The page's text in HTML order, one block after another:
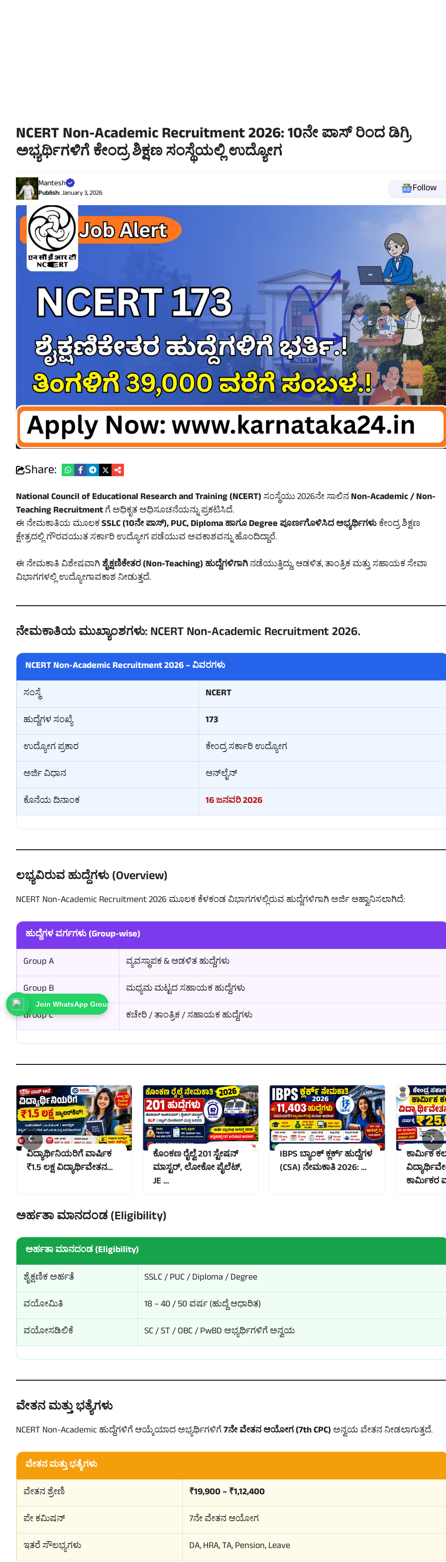
NCERT Non-Academic Recruitment 2026: 10ನೇ ಪಾಸ್ ರಿಂದ ಡಿಗ್ರಿ
ಅಭ್ಯರ್ಥಿಗಳಿಗೆ ಕೇಂದ್ರ ಶಿಕ್ಷಣ ಸಂಸ್ಥೆಯಲ್ಲಿ ಉದ್ಯೋಗ
Mantesh
Publish:January 3, 2026 Follow
Share:
National Council of Educational Research and Training (NCERT) ಸಂಸ್ಥೆಯು 2026ನೇ ಸಾಲಿನNon-Academic / Non-
Teaching Recruitmentಗೆ ಅಧಿಕೃತ ಅಧಿಸೂಚನೆಯನ್ನು ಪ್ರಕಟಿಸಿದೆ.
ಈ ನೇಮಕಾತಿಯ ಮೂಲಕSSLC (10ನೇ ಪಾಸ್), PUC, Diploma ಹಾಗೂ Degree ಪೂರ್ಣಗೊಳಿಸಿದ ಅಭ್ಯರ್ಥಿಗಳುಕೇಂದ್ರ ಶಿಕ್ಷಣ
ಕ್ಷೇತ್ರದಲ್ಲಿ ಗೌರವಯುತ ಸರ್ಕಾರಿ ಉದ್ಯೋಗ ಪಡೆಯುವ ಅವಕಾಶವನ್ನು ಹೊಂದಿದ್ದಾರೆ.
ಈ ನೇಮಕಾತಿ ವಿಶೇಷವಾಗಿಶೈಕ್ಷಣಿಕೇತರ (Non-Teaching) ಹುದ್ದೆಗಳಿಗಾಗಿನಡೆಯುತ್ತಿದ್ದು, ಆಡಳಿತ, ತಾಂತ್ರಿಕ ಮತ್ತು ಸಹಾಯಕ ಸೇವಾ
ವಿಭಾಗಗಳಲ್ಲಿ ಉದ್ಯೋಗಾವಕಾಶ ನೀಡುತ್ತದೆ.
ನೇಮಕಾತಿಯ ಮುಖ್ಯಾಂಶಗಳು: NCERT Non-Academic Recruitment 2026.
NCERT Non-Academic Recruitment 2026 – ವಿವರಗಳು
ಸಂಸ್ಥೆ
NCERT
ಹುದ್ದೆಗಳ ಸಂಖ್ಯೆ
173
ಉದ್ಯೋಗ ಪ್ರಕಾರ
ಕೇಂದ್ರ ಸರ್ಕಾರಿ ಉದ್ಯೋಗ
ಅರ್ಜಿ ವಿಧಾನ
ಆನ್‌ಲೈನ್
ಕೊನೆಯ ದಿನಾಂಕ
16 ಜನವರಿ 2026
ಲಭ್ಯವಿರುವ ಹುದ್ದೆಗಳು (Overview)
NCERT Non-Academic Recruitment 2026 ಮೂಲಕ ಕೆಳಕಂಡ ವಿಭಾಗಗಳಲ್ಲಿರುವ ಹುದ್ದೆಗಳಿಗಾಗಿ ಅರ್ಜಿ ಆಹ್ವಾನಿಸಲಾಗಿದೆ:
ಹುದ್ದೆಗಳ ವರ್ಗಗಳು (Group-wise)
Group A
ವ್ಯವಸ್ಥಾಪಕ & ಆಡಳಿತ ಹುದ್ದೆಗಳು
Group B
ಮಧ್ಯಮ ಮಟ್ಟದ ಸಹಾಯಕ ಹುದ್ದೆಗಳು
Group C
ಕಚೇರಿ / ತಾಂತ್ರಿಕ / ಸಹಾಯಕ ಹುದ್ದೆಗಳು
ವಿದ್ಯಾರ್ಥಿನಿಯರಿಗೆ ವಾರ್ಷಿಕ
₹1.5 ಲಕ್ಷ ವಿದ್ಯಾರ್ಥಿವೇತನ…
ಕೊಂಕಣ ರೈಲ್ವೆ 201 ಸ್ಟೇಷನ್
ಮಾಸ್ಟರ್, ಲೋಕೋ ಪೈಲೆಟ್,
JE …
IBPS ಬ್ಯಾಂಕ್ ಕ್ಲರ್ಕ್ ಹುದ್ದೆಗಳ
(CSA) ನೇಮಕಾತಿ 2026: …
ಕಾರ್ಮಿಕ
ಕಾರ್ಮಿಕರ
ಅರ್ಹತಾ ಮಾನದಂಡ (Eligibility)
ಅರ್ಹತಾ ಮಾನದಂಡ (Eligibility)
ಶೈಕ್ಷಣಿಕ ಅರ್ಹತೆ
SSLC / PUC / Diploma / Degree
ವಯೋಮಿತಿ
18 – 40 / 50 ವರ್ಷ (ಹುದ್ದೆ ಆಧಾರಿತ)
ವಯೋಸಡಿಲಿಕೆ
SC / ST / OBC / PwBD ಅಭ್ಯರ್ಥಿಗಳಿಗೆ ಅನ್ವಯ
ವೇತನ ಮತ್ತು ಭತ್ಯೆಗಳು
NCERT Non-Academic ಹುದ್ದೆಗಳಿಗೆ ಆಯ್ಕೆಯಾದ ಅಭ್ಯರ್ಥಿಗಳಿಗೆ7ನೇ ವೇತನ ಆಯೋಗ (7th CPC) ಅನ್ವಯ ವೇತನ ನೀಡಲಾಗುತ್ತದೆ.
ವೇತನ ಮತ್ತು ಭತ್ಯೆಗಳು
ವೇತನ ಶ್ರೇಣಿ
₹19,900 – ₹1,12,400
ಪೇ ಕಮಿಷನ್
7ನೇ ವೇತನ ಆಯೋಗ
ಇತರೆ ಸೌಲಭ್ಯಗಳು
DA, HRA, TA, Pension, Leave
Join WhatsApp Group